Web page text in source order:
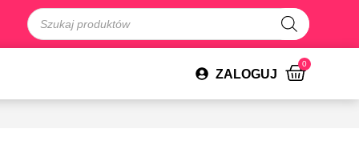
ZALOGUJ
0